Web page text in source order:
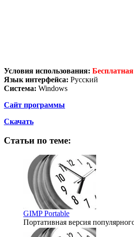
Условия использования:
Язык интерфейса: Русский
Система: Windows
Сайт программы
Скачать
Статьи по теме:
GIMP Portable
Портативная версия
2008-04-18